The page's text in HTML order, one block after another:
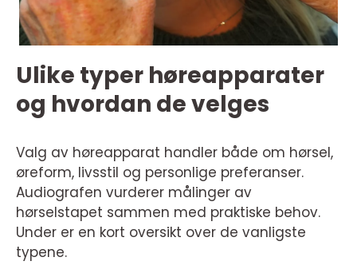
Ulike typer høreapparater
og hvordan de velges
Valg av høreapparat handler både om hørsel,
øreform, livsstil og personlige preferanser.
Audiografen vurderer målinger av
hørselstapet sammen med praktiske behov.
Under er en kort oversikt over de vanligste
typene.